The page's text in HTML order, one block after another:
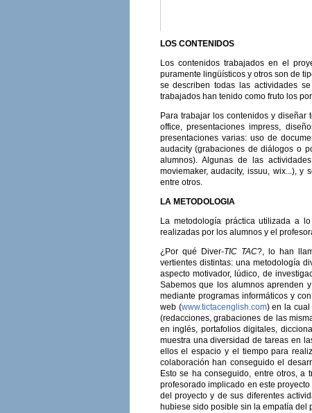
LOS CONTENIDOS
Los contenidos trabajados en el
puramente lingüísticos y otros son de
se describen todas las actividades
trabajados han tenido como fruto los
Para trabajar los contenidos y diseñar
office, presentaciones impress,
presentaciones varias: uso de
audacity (grabaciones de diálogos o
alumnos). Algunas de las
moviemaker, audacity, issuu, wix...),
entre otros.
LA METODOLOGIA
La metodología práctica utilizada a
realizadas por los alumnos y el
¿Por qué Diver-TIC TAC?, lo han
vertientes distintas: una metodología
aspecto motivador, lúdico, de
Sabemos que los alumnos aprenden
mediante programas informáticos y
web (www.tictacenglish.com) en la cual
(redacciones, grabaciones de las
en inglés, portafolios digitales,
muestra una diversidad de tareas en
ellos el espacio y el tiempo para
colaboración han conseguido el
Esto se ha conseguido, entre otros, a
profesorado implicado en este
del proyecto y de sus diferentes
hubiese sido posible sin la empatía del